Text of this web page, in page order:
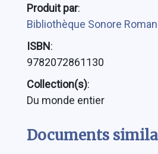
Produit par:
Bibliothèque Sonore
ISBN:
9782072861130
Collection(s):
Du monde entier
Documents